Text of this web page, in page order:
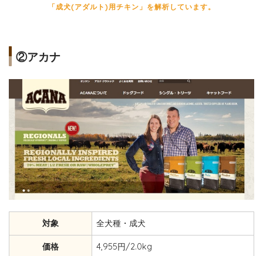
「成犬(アダルト)用チキン」を解析しています。
②アカナ
対象 全犬種・成犬
価格 4,955円/2.0kg